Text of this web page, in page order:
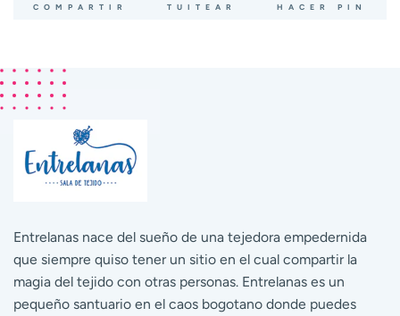
COMPARTIR
COMPARTIR
TUITEAR
TUITEARHACER PIN
Entrelanas nace del sueño de una tejedora empedernida
que siempre quiso tener un sitio en el cual compartir la
magia del tejido con otras personas. Entrelanas es un
pequeño santuario en el caos bogotano donde puedes